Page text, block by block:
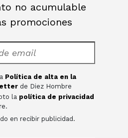
no acumulable
promociones
Política de alta en la
de Diez Hombre
la política de privacidad
en recibir publicidad.